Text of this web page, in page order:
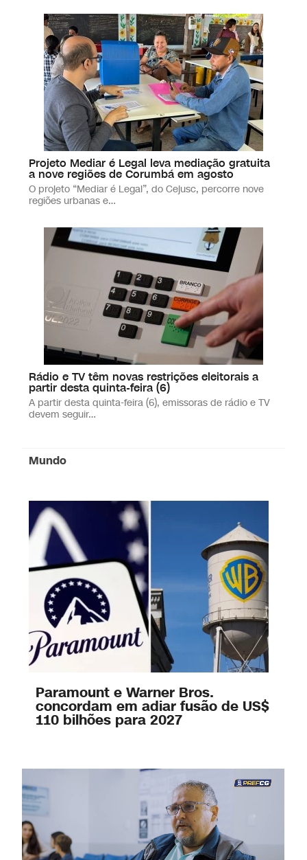
Projeto Mediar é Legal leva mediação gratuita
a nove regiões de Corumbá em agosto
O projeto “Mediar é Legal”, do Cejusc, percorre nove
Rádio e TV têm novas restrições eleitorais a
partir desta quinta-feira (6)
A partir desta quinta-feira (6), emissoras de rádio e TV
Falta de emprego para jovens
preocupa países em todo o mundo